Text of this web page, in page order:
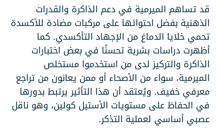
قد تساهم الميرمية في دعم الذاكرة والقدرات
الذهنية بفضل احتوائها على مركبات مضادة للأكسدة
تحمي خلايا الدماغ من الإجهاد التأكسدي. كما
أظهرت دراسات بشرية تحسنًا في بعض اختبارات
الذاكرة والتركيز لدى من استخدموا مستخلص
الميرمية، سواء من الأصحاء أو ممن يعانون من تراجع
معرفي خفيف. ويُعتقد أن هذا التأثير يرتبط بدورها
في الحفاظ على مستويات الأستيل كولين، وهو ناقل
عصبي أساسي لعملية التذكر.